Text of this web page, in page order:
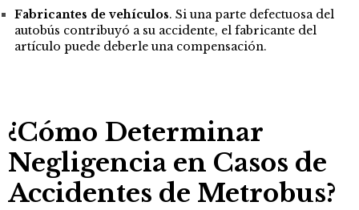
Fabricantes de vehículos. Si una parte defectuosa del
autobús contribuyó a su accidente, el fabricante del
artículo puede deberle una compensación.
¿Cómo Determinar
Negligencia en Casos de
Accidentes de Metrobus?